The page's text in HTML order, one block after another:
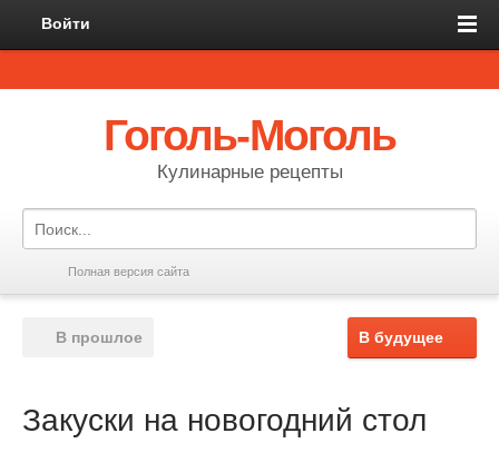
Войти
Гоголь-Моголь
Кулинарные рецепты
Полная версия сайта
В будущее
В прошлое
Закуски на новогодний стол